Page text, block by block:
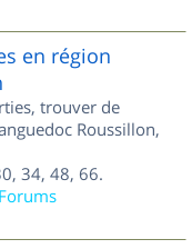
en région
trouver de
Roussillon,
34, 48, 66.